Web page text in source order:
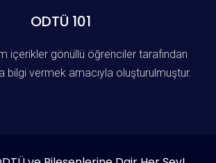
ODTÜ 101
içerikler gönüllü öğrenciler tarafından
bilgi vermek amacıyla oluşturulmuştur.